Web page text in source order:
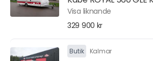
Visa liknande
329 900 kr
Butik Kalmar